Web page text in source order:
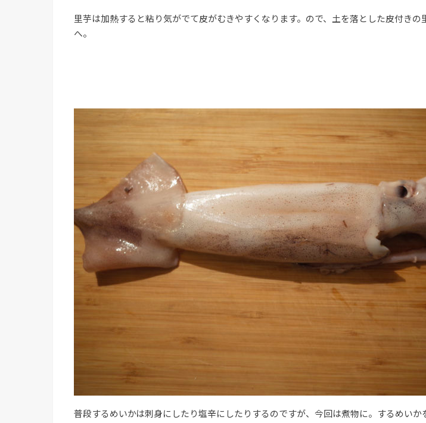
里芋は加熱すると粘り気がでて皮がむきやすくなります。ので、土を落とした皮付きの
へ。
普段するめいかは刺身にしたり塩辛にしたりするのですが、今回は煮物に。するめいか